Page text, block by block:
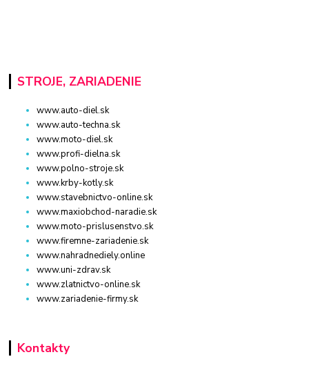
STROJE, ZARIADENIE
www.auto-diel.sk
www.auto-techna.sk
www.moto-diel.sk
www.profi-dielna.sk
www.polno-stroje.sk
www.krby-kotly.sk
www.stavebnictvo-online.sk
www.maxiobchod-naradie.sk
www.moto-prislusenstvo.sk
www.firemne-zariadenie.sk
www.nahradnediely.online
www.uni-zdrav.sk
www.zlatnictvo-online.sk
www.zariadenie-firmy.sk
Kontakty